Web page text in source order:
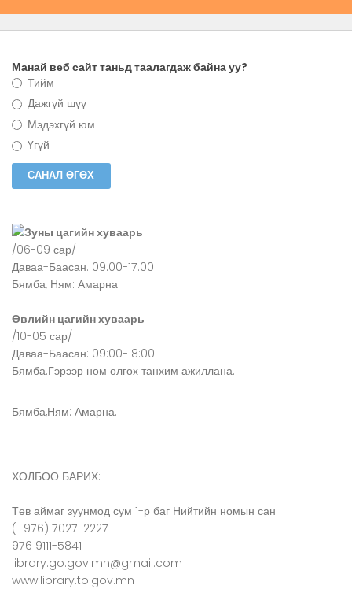
Манай веб сайт таньд таалагдаж байна уу?
Тийм
Дажгүй шүү
Мэдэхгүй юм
Үгүй
Зуны цагийн хуваарь
/06-09 сар/
Даваа-Баасан: 09:00-17:00
Бямба, Ням: Амарна
Өвлийн цагийн хуваарь
/10-05 сар/
Даваа-Баасан: 09:00-18:00.
Бямба:Гэрээр ном олгох танхим ажиллана.
Бямба,Ням: Амарна.
ХОЛБОО БАРИХ:
Төв аймаг зуунмод сум 1-р баг Нийтийн номын сан
(+976) 7027-2227
976 9111-5841
library.go.gov.mn@gmail.com
www.library.to.gov.mn